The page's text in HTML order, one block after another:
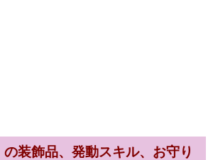
装飾品、発動スキル、お守り